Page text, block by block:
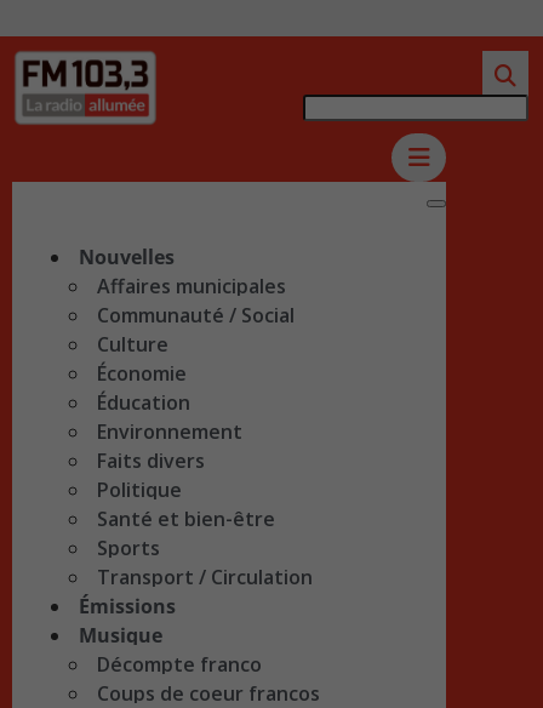
Nouvelles
Affaires municipales
Communauté / Social
Culture
Économie
Éducation
Environnement
Faits divers
Politique
Santé et bien-être
Sports
Transport / Circulation
Émissions
Musique
Décompte franco
Coups de coeur francos